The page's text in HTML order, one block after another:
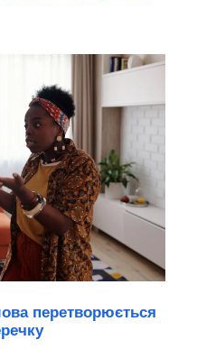
перетворюється